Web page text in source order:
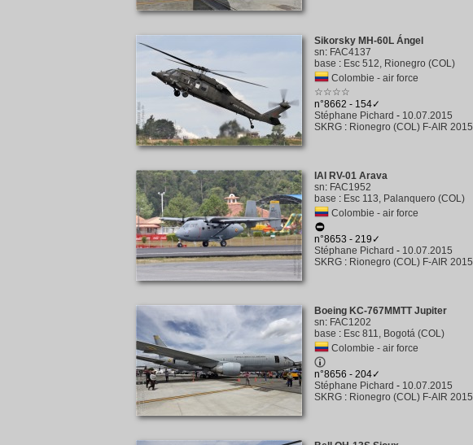
Sikorsky MH-60L Ángel
sn: FAC4137
base : Esc 512, Rionegro (COL)
Colombie - air force
☆☆☆☆
n°8662 - 154✓
Stéphane Pichard - 10.07.2015
SKRG : Rionegro (COL) F-AIR 2015
IAI RV-01 Arava
sn: FAC1952
base : Esc 113, Palanquero (COL)
Colombie - air force
n°8653 - 219✓
Stéphane Pichard - 10.07.2015
SKRG : Rionegro (COL) F-AIR 2015
Boeing KC-767MMTT Jupiter
sn: FAC1202
base : Esc 811, Bogotá (COL)
Colombie - air force
n°8656 - 204✓
Stéphane Pichard - 10.07.2015
SKRG : Rionegro (COL) F-AIR 2015